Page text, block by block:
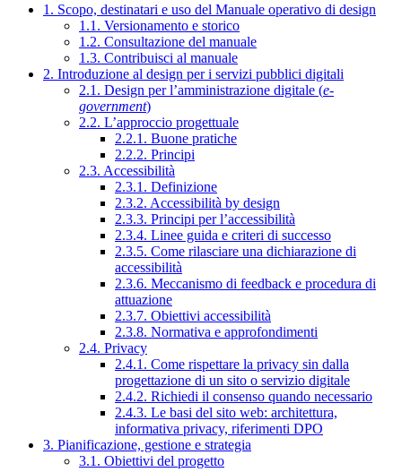
1. Scopo, destinatari e uso del Manuale operativo di design
1.1. Versionamento e storico
1.2. Consultazione del manuale
1.3. Contribuisci al manuale
2. Introduzione al design per i servizi pubblici digitali
2.1. Design per l’amministrazione digitale (e-
government)
2.2. L’approccio progettuale
2.2.1. Buone pratiche
2.2.2. Principi
2.3. Accessibilità
2.3.1. Definizione
2.3.2. Accessibilità by design
2.3.3. Principi per l’accessibilità
2.3.4. Linee guida e criteri di successo
2.3.5. Come rilasciare una dichiarazione di
accessibilità
2.3.6. Meccanismo di feedback e procedura di
attuazione
2.3.7. Obiettivi accessibilità
2.3.8. Normativa e approfondimenti
2.4. Privacy
2.4.1. Come rispettare la privacy sin dalla
progettazione di un sito o servizio digitale
2.4.2. Richiedi il consenso quando necessario
2.4.3. Le basi del sito web: architettura,
informativa privacy, riferimenti DPO
3. Pianificazione, gestione e strategia
3.1. Obiettivi del progetto